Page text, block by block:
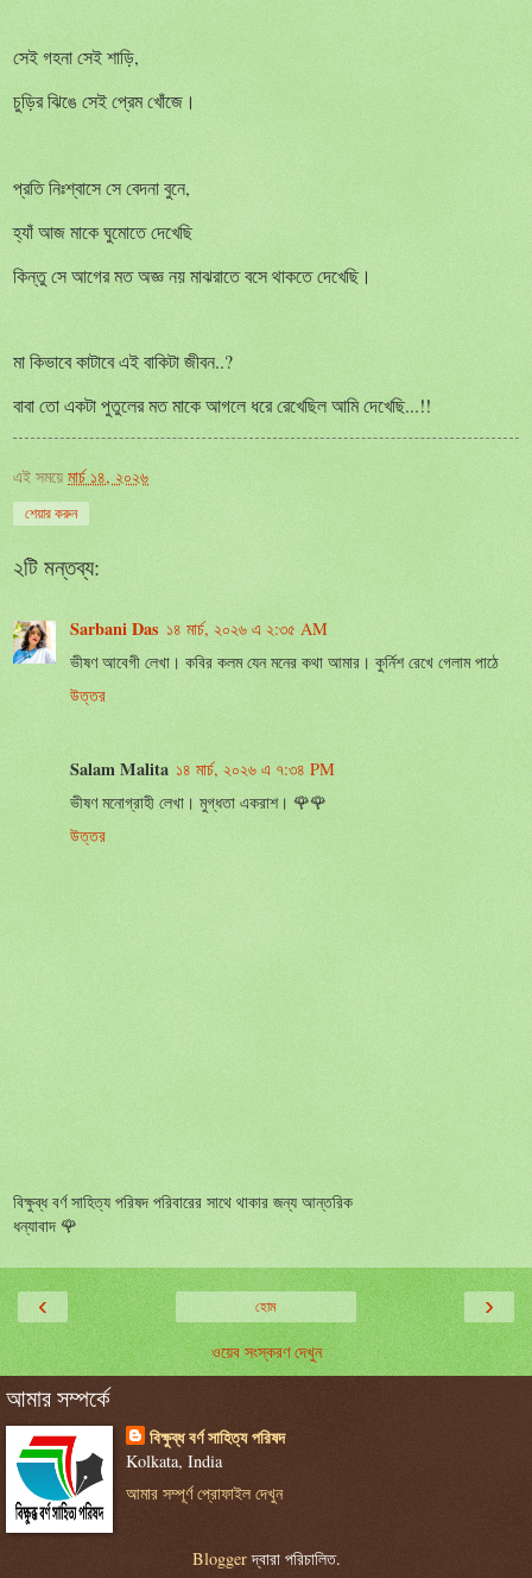
সেই গহনা সেই শাড়ি,
চুড়ির ঝিঙে সেই প্রেম খোঁজে।
প্রতি নিঃশ্বাসে সে বেদনা বুনে,
হ্যাঁ আজ মাকে ঘুমোতে দেখেছি
কিন্তু সে আগের মত অজ্ঞ নয় মাঝরাতে বসে থাকতে দেখেছি।
মা কিভাবে কাটাবে এই বাকিটা জীবন..?
বাবা তো একটা পুতুলের মত মাকে আগলে ধরে রেখেছিল আমি দেখেছি...!!
এই সময়ে মার্চ ১৪, ২০২৬
শেয়ার করুন
২টি মন্তব্য:
Sarbani Das ১৪ মার্চ, ২০২৬ এ ২:৩৫ AM
ভীষণ আবেগী লেখা। কবির কলম যেন মনের কথা আমার। কুর্নিশ রেখে গেলাম পাঠে
উত্তর
Salam Malita ১৪ মার্চ, ২০২৬ এ ৭:৩৪ PM
ভীষণ মনোগ্রাহী লেখা। মুগ্ধতা একরাশ। 🌹🌹
উত্তর
বিক্ষুব্ধ বর্ণ সাহিত্য পরিষদ পরিবারের সাথে থাকার জন্য আন্তরিক
ধন্যাবাদ 🌹
‹ ›
হোম
ওয়েব সংস্করণ দেখুন
আমার সম্পর্কে
বিক্ষুব্ধ বর্ণ সাহিত্য পরিষদ
Kolkata, India
আমার সম্পূর্ণ প্রোফাইল দেখুন
Bloggerদ্বারা পরিচালিত.